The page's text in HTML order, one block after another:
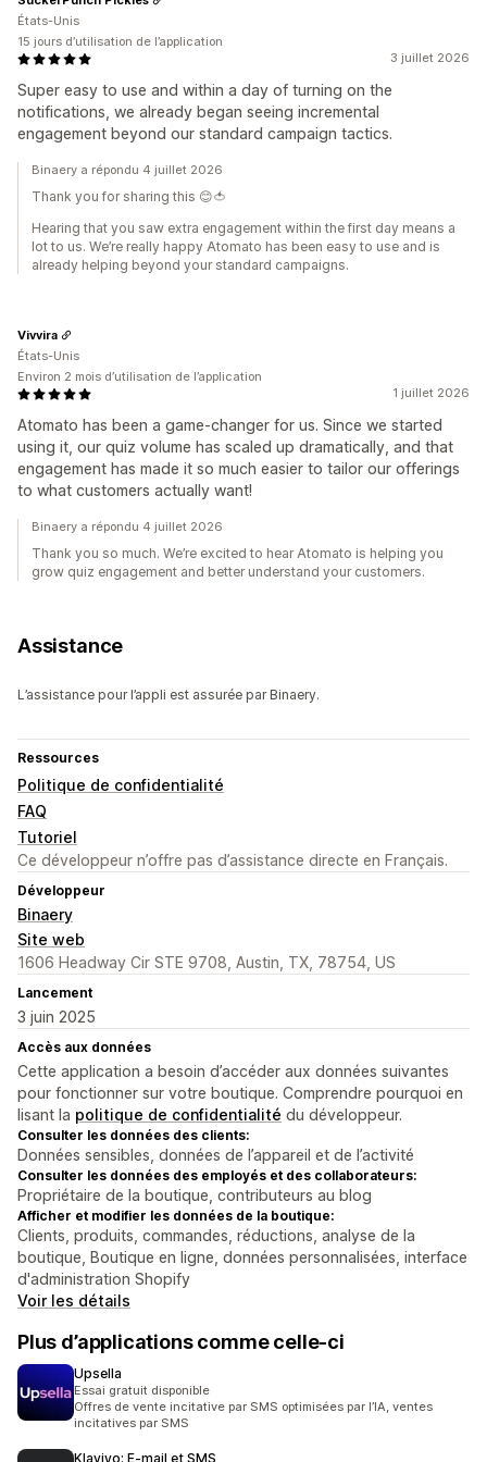
3 juillet 2026
Super easy to use and within a day of turning on the
notifications, we already began seeing incremental
engagement beyond our standard campaign tactics.
États-Unis
15 jours d’utilisation de l’application
Binaery a répondu 4 juillet 2026
Thank you for sharing this 😊🍅
Hearing that you saw extra engagement within the first day means a
lot to us. We’re really happy Atomato has been easy to use and is
already helping beyond your standard campaigns.
1 juillet 2026
Atomato has been a game-changer for us. Since we started
using it, our quiz volume has scaled up dramatically, and that
engagement has made it so much easier to tailor our offerings
to what customers actually want!
Vivvira
États-Unis
Environ 2 mois d’utilisation de l’application
Binaery a répondu 4 juillet 2026
Thank you so much. We’re excited to hear Atomato is helping you
grow quiz engagement and better understand your customers.
Assistance
L’assistance pour l’appli est assurée par Binaery.
Ressources
Politique de confidentialité
FAQ
Tutoriel
Ce développeur n’offre pas d’assistance directe en Français.
Développeur
Binaery
Site web
1606 Headway Cir STE 9708, Austin, TX, 78754, US
Lancement
3 juin 2025
Accès aux données
Cette application a besoin d’accéder aux données suivantes
pour fonctionner sur votre boutique. Comprendre pourquoi en
lisant la politique de confidentialité du développeur.
Consulter les données des clients:
Données sensibles, données de l’appareil et de l’activité
Consulter les données des employés et des collaborateurs:
Propriétaire de la boutique, contributeurs au blog
Afficher et modifier les données de la boutique:
Clients, produits, commandes, réductions, analyse de la
boutique, Boutique en ligne, données personnalisées, interface
d'administration Shopify
Voir les détails
Plus d’applications comme celle-ci
Upsella
Essai gratuit disponible
Offres de vente incitative par SMS optimisées par l’IA, ventes
incitatives par SMS
Klaviyo: E‑mail et SMS